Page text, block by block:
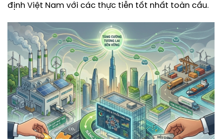
định Việt Nam với các thực tiễn tốt nhất toàn cầu.